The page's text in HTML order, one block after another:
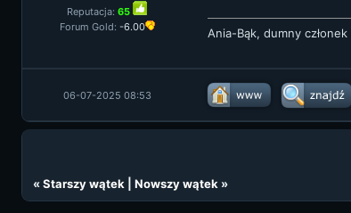
Reputacja: 65
Forum Gold: -6.00 Ania-Bąk, dumny członek
06-07-2025 08:53
«Starszy wątek Nowszy wątek »